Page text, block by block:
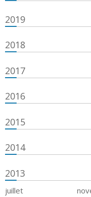
2019
2018
2017
2016
2015
2014
2013
juillet